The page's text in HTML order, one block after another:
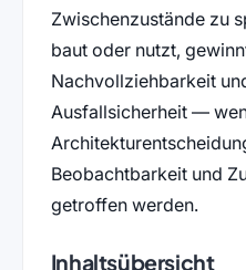
Zwischenzustände zu
baut oder nutzt,
Nachvollziehbarkeit
Ausfallsicherheit —
Beobachtbarkeit und
getroffen werden.
Inhaltsübersicht